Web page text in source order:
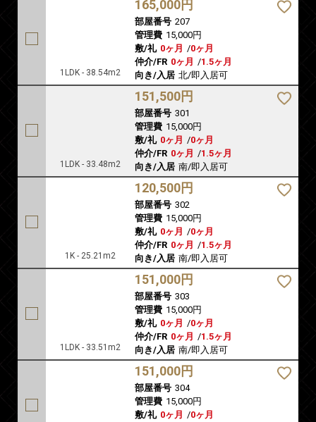
1LDK - 38.54m2
165,000円
部屋番号 207
管理費 15,000円
敷/礼 0ヶ月 /0ヶ月
仲介/FR 0ヶ月 /1.5ヶ月
向き/入居 北/即入居可
1LDK - 33.48m2
151,500円
部屋番号 301
管理費 15,000円
敷/礼 0ヶ月 /0ヶ月
仲介/FR 0ヶ月 /1.5ヶ月
向き/入居 南/即入居可
1K - 25.21m2
120,500円
部屋番号 302
管理費 15,000円
敷/礼 0ヶ月 /0ヶ月
仲介/FR 0ヶ月 /1.5ヶ月
向き/入居 南/即入居可
1LDK - 33.51m2
151,000円
部屋番号 303
管理費 15,000円
敷/礼 0ヶ月 /0ヶ月
仲介/FR 0ヶ月 /1.5ヶ月
向き/入居 南/即入居可
151,000円
部屋番号 304
管理費 15,000円
敷/礼 0ヶ月 /0ヶ月